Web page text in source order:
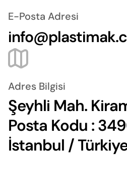
E-Posta Adresi
Adres Bilgisi
Şeyhli Mah.
Posta Kodu :
İstanbul /